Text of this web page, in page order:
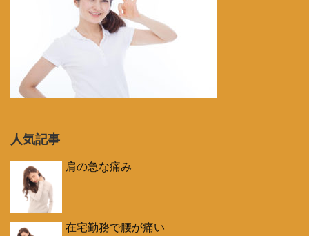
人気記事
肩の急な痛み
在宅勤務で腰が痛い